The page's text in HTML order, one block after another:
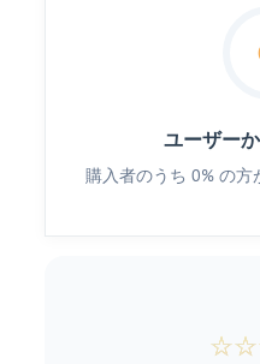
ユーザー
購入者のうち 0% の方
☆☆